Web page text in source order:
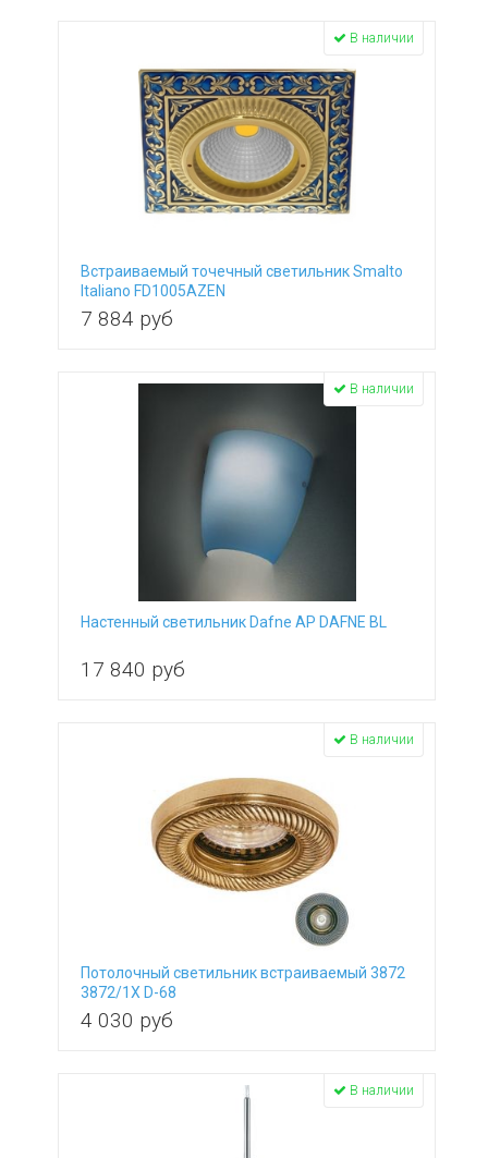
Встраиваемый точечный светильник Smalto
Italiano FD1005AZEN
7 884 руб
В наличии
Настенный светильник Dafne AP DAFNE BL
17 840 руб
В наличии
Потолочный светильник встраиваемый 3872
3872/1X D-68
4 030 руб
В наличии
В наличии